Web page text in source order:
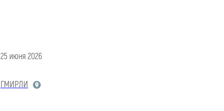
25 июня 2026
ГМИРЛИ